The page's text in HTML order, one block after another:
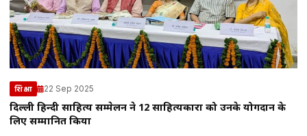
शिक्षा 22 Sep 2025
दिल्ली हिन्दी साहित्य सम्मेलन ने 12 साहित्यकारों को उनके योगदान के
लिए सम्मानित किया